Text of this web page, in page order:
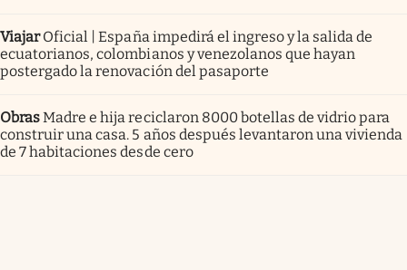
Viajar Oficial | España impedirá el ingreso y la salida de
ecuatorianos, colombianos y venezolanos que hayan
postergado la renovación del pasaporte
ObrasMadre e hija reciclaron 8000 botellas de vidrio para
construir una casa. 5 años después levantaron una vivienda
de 7 habitaciones desde cero